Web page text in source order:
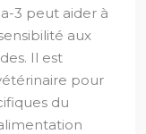
3 peut aider à
aux
Il est
pour
du